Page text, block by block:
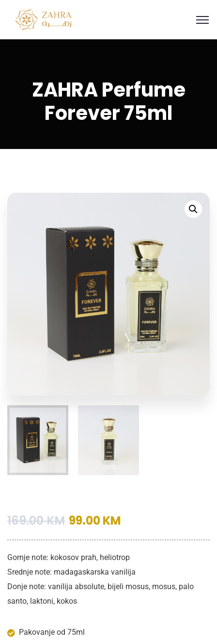
ZAHRA Perfume
Forever 75ml
169.00KM 99.00KM
Gornje note: kokosov prah, heliotrop
Srednje note: madagaskarska vanilija
Donje note: vanilija absolute, bijeli mosus, mosus, palo
santo, laktoni, kokos
Pakovanje od 75ml